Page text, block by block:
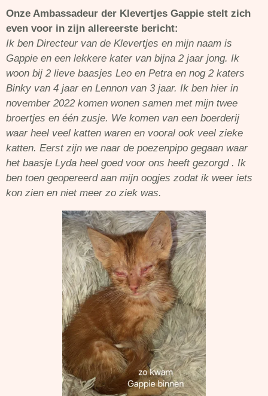
Onze Ambassadeur der Klevertjes Gappie stelt zich
even voor in zijn allereerste bericht:
Ik ben Directeur van de Klevertjes en mijn naam is
Gappie en een lekkere kater van bijna 2 jaar jong. Ik
woon bij 2 lieve baasjes Leo en Petra en nog 2 katers
Binky van 4 jaar en Lennon van 3 jaar. Ik ben hier in
november 2022 komen wonen samen met mijn twee
broertjes en één zusje. We komen van een boerderij
waar heel veel katten waren en vooral ook veel zieke
katten. Eerst zijn we naar de poezenpipo gegaan waar
het baasje Lyda heel goed voor ons heeft gezorgd . Ik
ben toen geopereerd aan mijn oogjes zodat ik weer iets
kon zien en niet meer zo ziek was.